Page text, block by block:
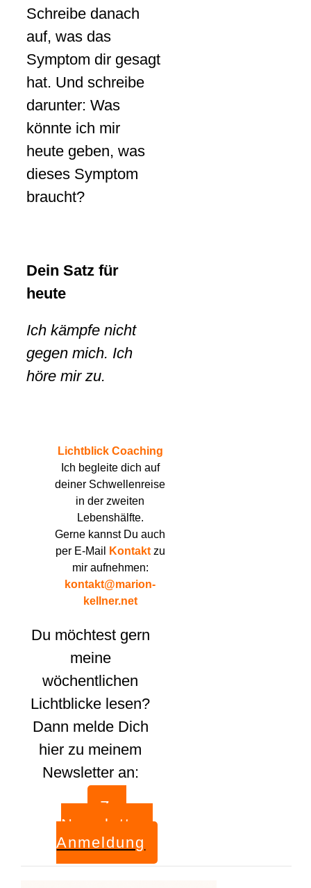
Schreibe danach
auf, was das
Symptom dir gesagt
hat. Und schreibe
darunter: Was
könnte ich mir
heute geben, was
dieses Symptom
braucht?
Dein Satz für
heute
Ich kämpfe nicht
gegen mich. Ich
höre mir zu.
Lichtblick Coaching
Ich begleite dich auf
deiner Schwellenreise
in der zweiten
Lebenshälfte.
Gerne kannst Du auch
per E-Mail
Kontaktzu
mir aufnehmen:
kontakt@marion-
kellner.net
Du möchtest gern
meine
wöchentlichen
Lichtblicke lesen?
Dann melde Dich
hier zu meinem
Newsletter an:
Zur
Newsletter-
Anmeldung